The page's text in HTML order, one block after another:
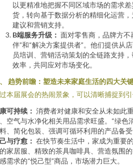
以更精准地把握不同区域市场的需求
货，转向基于数据分析的精细化运营
建议和营销支持。
B端服务升级： 面对零售商，品牌方
伴”和“解决方案提供者”。他们提供从
员培训、营销活动策划的全链路支持
效率，共同应对市场变化。
趋势前瞻：塑造未来家庭生活的四大关
本届展会的热闹景象，可以清晰捕捉到
可持续： 消费者对健康和安全从未如此
空气与水净化相关用品需求旺盛。“绿色
、简化包装、强调可循环利用的产品备受
与疗愈： 在快节奏生活中，家成为重要
家居服、精致的茶具咖啡具、营造氛围
需求的“悦己型”商品，市场潜力巨大。